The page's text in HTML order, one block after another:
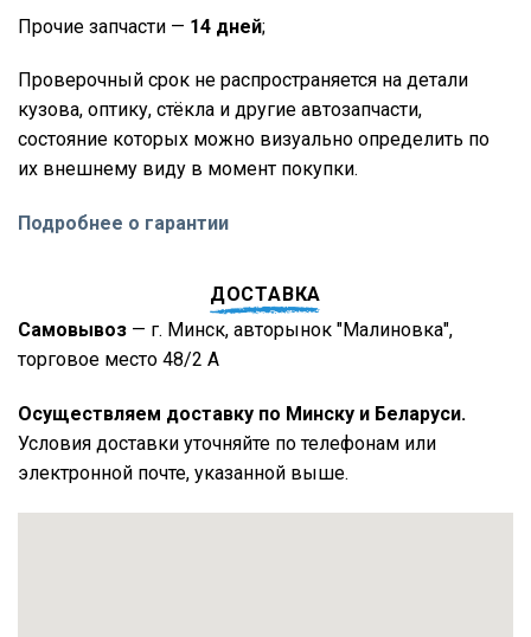
Прочие запчасти — 14 дней;
Проверочный срок не распространяется на детали
кузова, оптику, стёкла и другие автозапчасти,
состояние которых можно визуально определить по
их внешнему виду в момент покупки.
Подробнее о гарантии
ДОСТАВКА
Самовывоз — г. Минск, авторынок "Малиновка",
торговое место 48/2 А
Осуществляем доставку по Минску и Беларуси.
Условия доставки уточняйте по телефонам или
электронной почте, указанной выше.